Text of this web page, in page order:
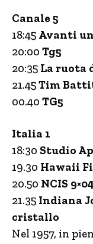
Canale 5
18:45 Avanti
20:00 Tg5
20:35 La ruota
21.45Tim
00.40 TG5
Italia 1
18:30 Studio
19.30 Hawaii
20.50 NCIS
21.35 Indiana
cristallo
Nel 1957, in